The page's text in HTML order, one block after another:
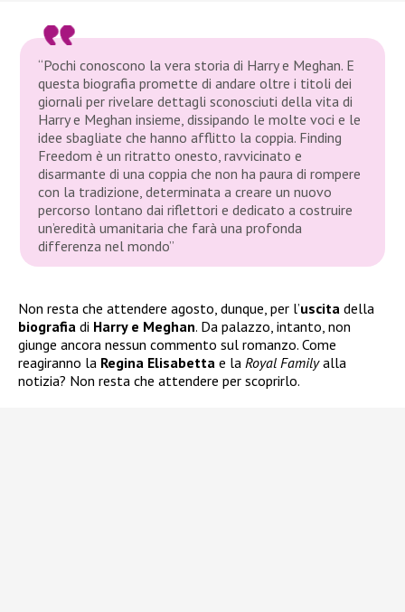
“Pochi conoscono la vera storia di Harry e Meghan. E
questa biografia promette di andare oltre i titoli dei
giornali per rivelare dettagli sconosciuti della vita di
Harry e Meghan insieme, dissipando le molte voci e le
idee sbagliate che hanno afflitto la coppia. Finding
Freedom è un ritratto onesto, ravvicinato e
disarmante di una coppia che non ha paura di rompere
con la tradizione, determinata a creare un nuovo
percorso lontano dai riflettori e dedicato a costruire
un’eredità umanitaria che farà una profonda
differenza nel mondo”
Non resta che attendere agosto, dunque, per l’uscita della
biografia di Harry e Meghan. Da palazzo, intanto, non
giunge ancora nessun commento sul romanzo. Come
reagiranno la Regina Elisabetta e la Royal Familyalla
notizia? Non resta che attendere per scoprirlo.